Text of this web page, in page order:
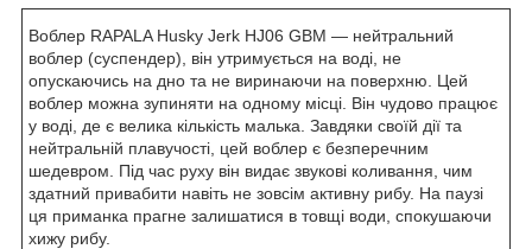
Воблер RAPALA Husky Jerk HJ06 GBM — нейтральний
воблер (суспендер), він утримується на воді, не
опускаючись на дно та не виринаючи на поверхню. Цей
воблер можна зупиняти на одному місці. Він чудово працює
у воді, де є велика кількість малька. Завдяки своїй дії та
нейтральній плавучості, цей воблер є безперечним
шедевром. Під час руху він видає звукові коливання, чим
здатний привабити навіть не зовсім активну рибу. На паузі
ця приманка прагне залишатися в товщі води, спокушаючи
хижу рибу.